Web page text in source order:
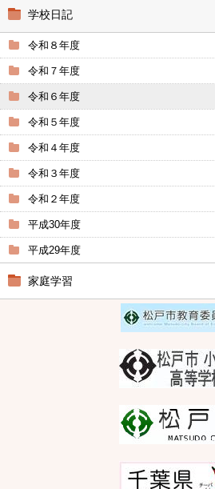
学校日記
令和８年度
令和７年度
令和６年度
令和５年度
令和４年度
令和３年度
令和２年度
平成30年度
平成29年度
家庭学習